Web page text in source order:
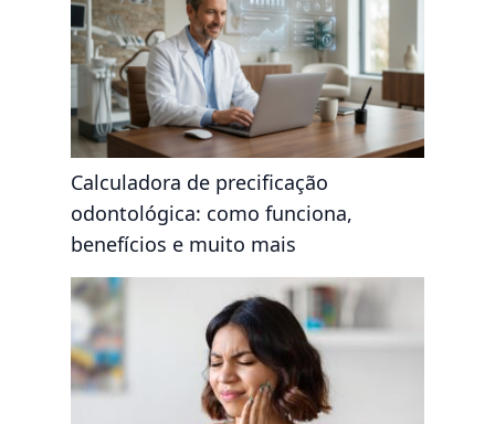
Calculadora de precificação
odontológica: como funciona,
benefícios e muito mais